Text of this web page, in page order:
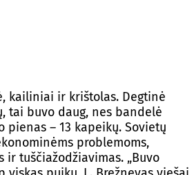
kailiniai ir krištolas. Degtinė
tai buvo daug, nes bandelė
pienas – 13 kapeikų. Sovietų
problemoms,
ir tuščiažodžiavimas. „Buvo